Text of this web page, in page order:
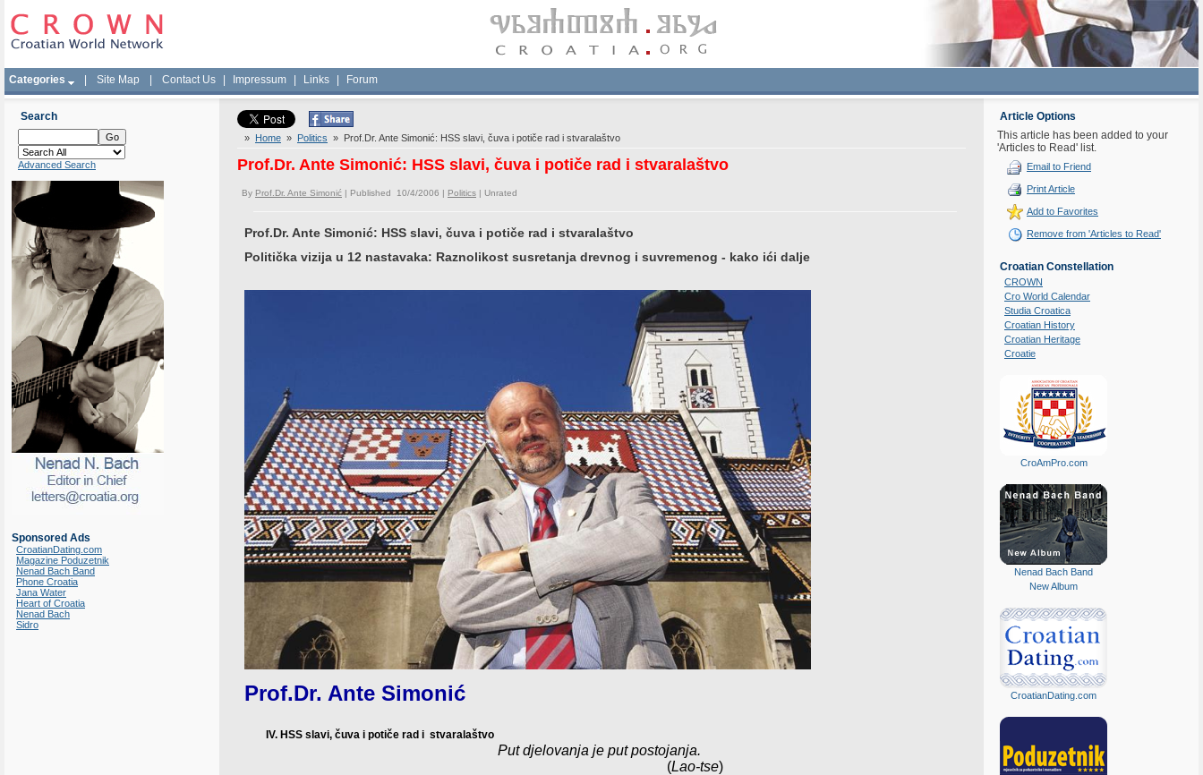
Categories Site Map Contact Us Impressum Links Forum
Search
Advanced Search
Sponsored Ads
CroatianDating.com
Magazine Poduzetnik
Nenad Bach Band
Phone Croatia
Jana Water
Heart of Croatia
Nenad Bach
Sidro
» Home » Politics » Prof.Dr. Ante Simonić: HSS slavi, čuva i potiče rad i stvaralaštvo
Prof.Dr. Ante Simonić: HSS slavi, čuva i potiče rad i stvaralaštvo
By Prof.Dr. Ante Simonić | Published 10/4/2006 | Politics | Unrated
Prof.Dr. Ante Simonić: HSS slavi, čuva i potiče rad i stvaralaštvo
Politička vizija u 12 nastavaka: Raznolikost susretanja drevnog i suvremenog - kako ići dalje
Prof.Dr. Ante Simonić
IV. HSS slavi, čuva i potiče rad i stvaralaštvo
Put djelovanja je put postojanja.
(Lao-tse)
Article Options
This article has been added to your
'Articles to Read' list.
Email to Friend
Print Article
Add to Favorites
Remove from 'Articles to Read'
Croatian Constellation
CROWN
Cro World Calendar
Studia Croatica
Croatian History
Croatian Heritage
Croatie
CroAmPro.com
Nenad Bach Band
New Album
CroatianDating.com